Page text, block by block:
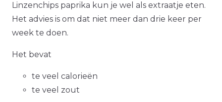
Linzenchips paprika kun je wel als extraatje eten.
Het advies is om dat niet meer dan drie keer per
week te doen.
Het bevat
te veel calorieën
te veel zout